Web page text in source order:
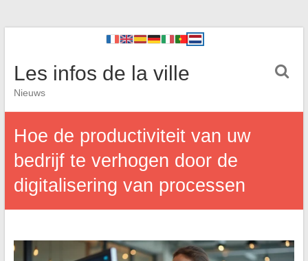
Les infos de la ville
Nieuws
Hoe de productiviteit van uw
bedrijf te verhogen door de
digitalisering van processen